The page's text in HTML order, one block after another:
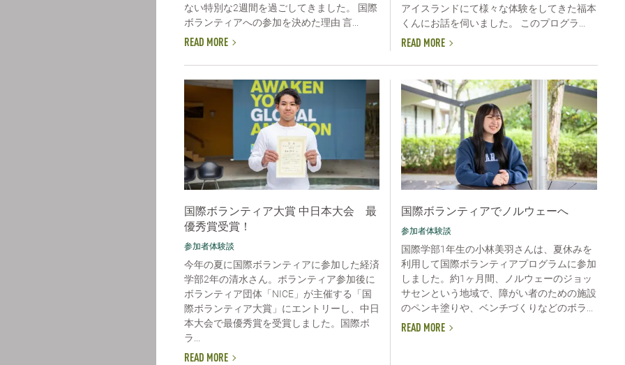
ない特別な2週間を過ごしてきました。 国際
ボランティアへの参加を決めた理由 言...
READ MORE
アイスランドにて様々な体験をしてきた福本
くんにお話を伺いました。 このプログラ...
READ MORE
国際ボランティア大賞 中日本大会 最
優秀賞受賞！
参加者体験談
今年の夏に国際ボランティアに参加した経済
学部2年の清水さん。ボランティア参加後に
ボランティア団体「NICE」が主催する「国
際ボランティア大賞」にエントリーし、中日
本大会で最優秀賞を受賞しました。国際ボ
ラ...
READ MORE
国際ボランティアでノルウェーへ
参加者体験談
国際学部1年生の小林美羽さんは、夏休みを
利用して国際ボランティアプログラムに参加
しました。約1ヶ月間、ノルウェーのジョッ
サセンという地域で、障がい者のための施設
のペンキ塗りや、ベンチづくりなどのボラ...
READ MORE